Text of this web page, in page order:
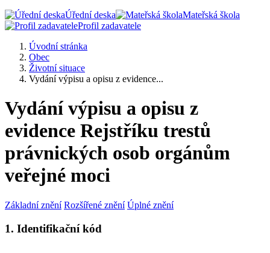
Úřední deska
Mateřská škola
Profil zadavatele
Úvodní stránka
Obec
Životní situace
Vydání výpisu a opisu z evidence...
Vydání výpisu a opisu z
evidence Rejstříku trestů
právnických osob orgánům
veřejné moci
Základní znění Rozšířené znění Úplné znění
1. Identifikační kód